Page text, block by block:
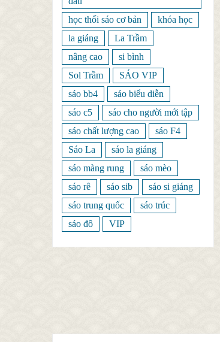
học thổi sáo cơ bản
khóa học
la giáng
La Trầm
nâng cao
si bình
Sol Trầm
SÁO VIP
sáo bb4
sáo biểu diễn
sáo c5
sáo cho người mới tập
sáo chất lượng cao
sáo F4
Sáo La
sáo la giáng
sáo màng rung
sáo mèo
sáo rê
sáo sib
sáo si giáng
sáo trung quốc
sáo trúc
sáo đô
VIP